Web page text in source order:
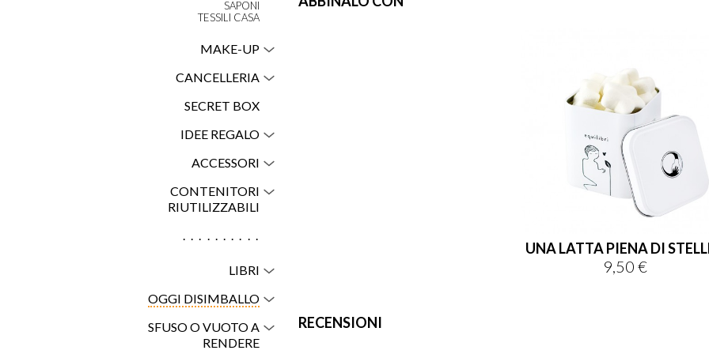
SAPONI
TESSILI CASA
MAKE-UP
CANCELLERIA
SECRET BOX
IDEE REGALO
ACCESSORI
CONTENITORI
RIUTILIZZABILI
..........
LIBRI
OGGI DISIMBALLO
SFUSO O VUOTO A
RENDERE
UNA LATTA PIENA DI
Prezzo
9,50 €
RECENSIONI